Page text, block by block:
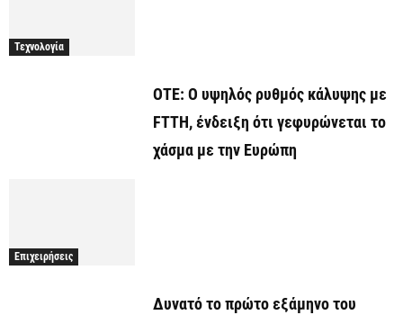
Τεχνολογία
ΟΤΕ: Ο υψηλός ρυθμός κάλυψης με
FTTH, ένδειξη ότι γεφυρώνεται το
χάσμα με την Ευρώπη
Επιχειρήσεις
Δυνατό το πρώτο εξάμηνο του